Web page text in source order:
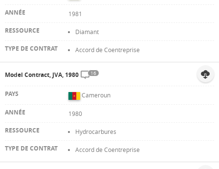
1981
Diamant
Accord de Coentreprise
Model Contract, JVA, 1980 16
Cameroun
1980
Hydrocarbures
Accord de Coentreprise